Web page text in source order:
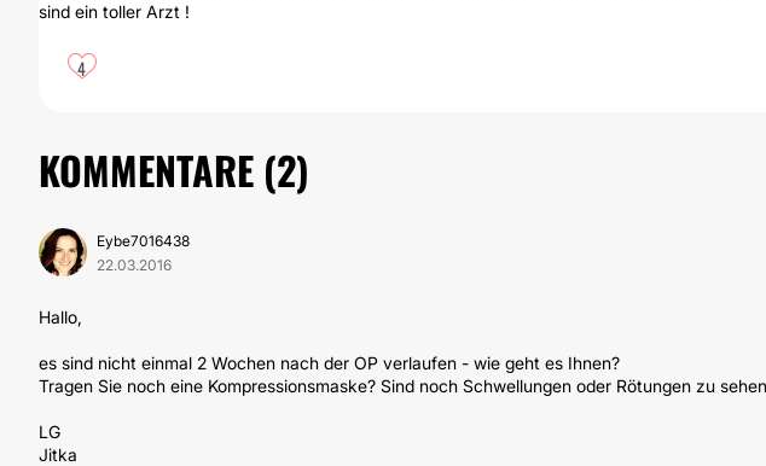
sind ein toller Arzt !
4
KOMMENTARE (2)
Eybe7016438
22.03.2016
Hallo,
es sind nicht einmal 2 Wochen nach der OP verlaufen - wie geht es Ihnen?
Tragen Sie noch eine Kompressionsmaske? Sind noch Schwellungen oder Rötungen zu
LG
Jitka